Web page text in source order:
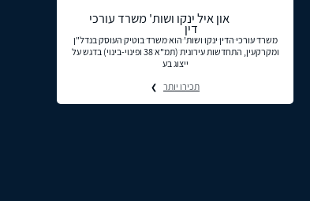
און איל ינקו ושות' משרד עורכי
דין
משרד עורכי הדין ינקו ושות' הוא משרד בוטיק העוסק בנדל"ן
ומקרקעין, התחדשות עירונית (תמ"א 38 ופינוי-בינוי) בדגש על
ייצוג בע
תכירו יותר